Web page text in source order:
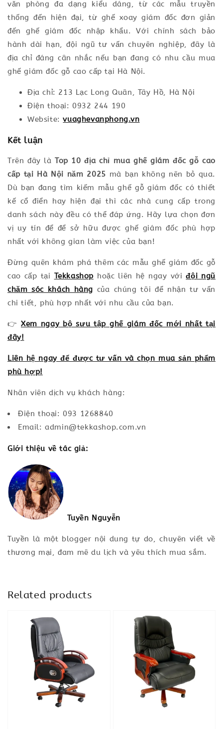
văn phòng đa dạng kiểu dáng, từ các mẫu truyền
thống đến hiện đại, từ ghế xoay giám đốc đơn giản
đến ghế giám đốc nhập khẩu. Với chính sách bảo
hành dài hạn, đội ngũ tư vấn chuyên nghiệp, đây là
địa chỉ đáng cân nhắc nếu bạn đang có nhu cầu mua
ghế giám đốc gỗ cao cấp tại Hà Nội.
Địa chỉ: 213 Lạc Long Quân, Tây Hồ, Hà Nội
Điện thoại: 0932 244 190
Website:vuaghevanphong.vn
Kết luận
Trên đây là Top 10 địa chỉ mua ghế giám đốc gỗ cao
cấp tại Hà Nội năm 2025 mà bạn không nên bỏ qua.
Dù bạn đang tìm kiếm mẫu ghế gỗ giám đốc có thiết
kế cổ điển hay hiện đại thì các nhà cung cấp trong
danh sách này đều có thể đáp ứng. Hãy lựa chọn đơn
vị uy tín để để sở hữu được ghế giám đốc phù hợp
nhất với không gian làm việc của bạn!
Đừng quên khám phá thêm các mẫu ghế giám đốc gỗ
cao cấp tại Tekkashophoặc liên hệ ngay vớiđội ngũ
chăm sóc khách hàng của chúng tôi để nhận tư vấn
chi tiết, phù hợp nhất với nhu cầu của bạn.
👉 Xem ngay bộ sưu tập ghế giám đốc mới nhất tại
đây!
Liên hệ ngay để được tư vấn và chọn mua sản phẩm
phù hợp!
Nhân viên dịch vụ khách hàng:
Điện thoại: 093 1268840
Email: admin@tekkashop.com.vn
Giới thiệu về tác giả:
Tuyền Nguyễn
Tuyền là một blogger nội dung tự do, chuyên viết về
thương mại, đam mê du lịch và yêu thích mua sắm.
Related products